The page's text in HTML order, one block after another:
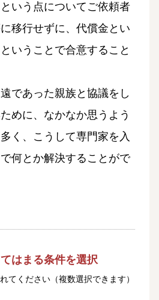
いう点についてご依頼者
移行せずに、代償金とい
いうことで合意すること
であった親族と協議をし
めに、なかなか思うよう
く、こうして専門家を入
何とか解決することがで
はまる条件を選択
てください（複数選択できます）